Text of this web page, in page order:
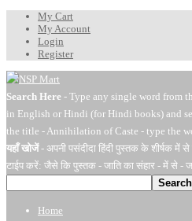
My Cart
My Account
Login
Register
Search Here - Type any single word from
in English or Hindi (for Hindi books) and
the title - Annihilation of Caste - type the
यहाँ खोजें- अपनी पसंदीदा हिंदी पुस्तक के शीर्षक में
टाईप करें: जैसे कि पुस्तक - जाति का संहार - में से -
Search
Home